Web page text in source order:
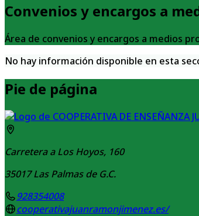
Convenios y encargos a
Área de convenios y encargos a medios
No hay información disponible en esta
Pie de página
Carretera a Los Hoyos, 160
35017 Las Palmas de G.C.
928354008
cooperativajuanramonjimenez.es/